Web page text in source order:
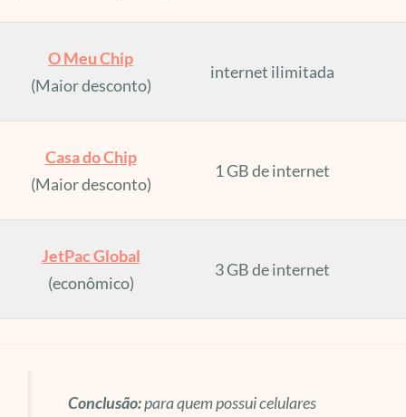
O Meu Chip
(Maior desconto)
internet ilimitada
Casa do Chip
(Maior desconto)
1 GB de internet
JetPac Global
(econômico)
3 GB de internet
Conclusão:para quem possui celulares